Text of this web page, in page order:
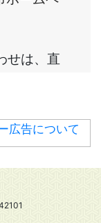
広告について